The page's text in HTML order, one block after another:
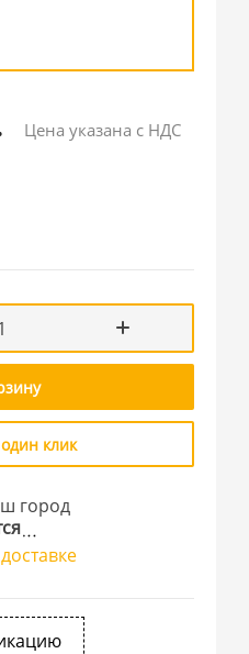
Цена указана с НДС
клик
город